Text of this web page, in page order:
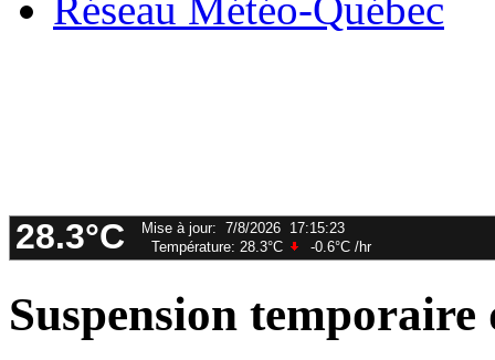
Réseau Météo-Québec
Suspension